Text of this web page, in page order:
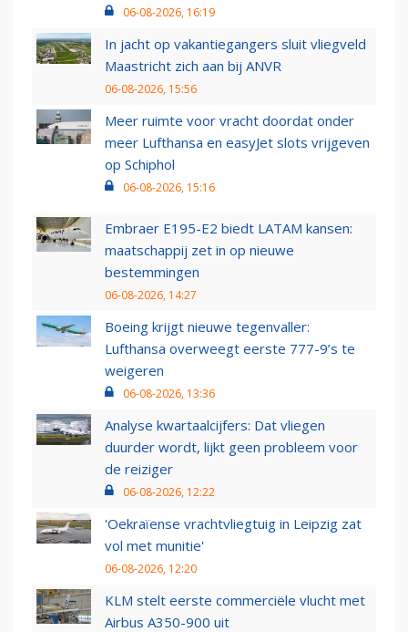
06-08-2026, 16:19
In jacht op vakantiegangers sluit vliegveld
Maastricht zich aan bij ANVR
06-08-2026, 15:56
Meer ruimte voor vracht doordat onder
meer Lufthansa en easyJet slots vrijgeven
op Schiphol
06-08-2026, 15:16
Embraer E195-E2 biedt LATAM kansen:
maatschappij zet in op nieuwe
bestemmingen
06-08-2026, 14:27
Boeing krijgt nieuwe tegenvaller:
Lufthansa overweegt eerste 777-9’s te
weigeren
06-08-2026, 13:36
Analyse kwartaalcijfers: Dat vliegen
duurder wordt, lijkt geen probleem voor
de reiziger
06-08-2026, 12:22
'Oekraïense vrachtvliegtuig in Leipzig zat
vol met munitie'
06-08-2026, 12:20
KLM stelt eerste commerciële vlucht met
Airbus A350-900 uit